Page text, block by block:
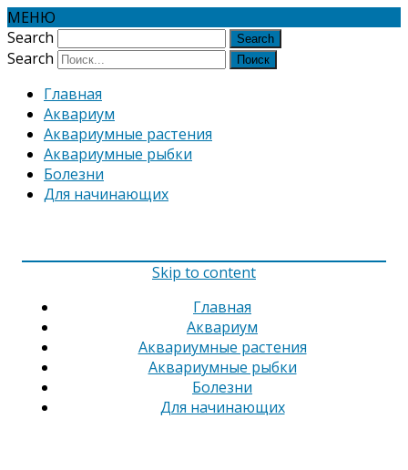
МЕНЮ
Search
Search
Главная
Аквариум
Аквариумные растения
Аквариумные рыбки
Болезни
Для начинающих
Skip to content
Главная
Аквариум
Аквариумные растения
Аквариумные рыбки
Болезни
Для начинающих